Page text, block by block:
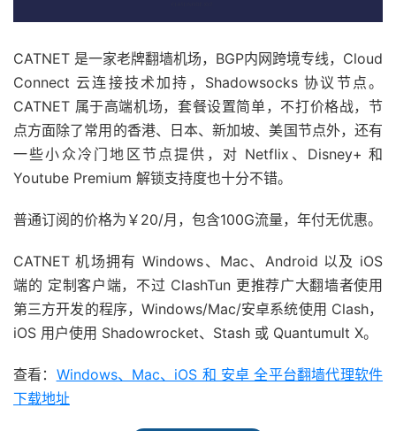
CATNET 是一家老牌翻墙机场，BGP内网跨境专线，Cloud
Connect 云连接技术加持，Shadowsocks 协议节点。
CATNET 属于高端机场，套餐设置简单，不打价格战，节
点方面除了常用的香港、日本、新加坡、美国节点外，还有
一些小众冷门地区节点提供，对 Netflix、Disney+ 和
Youtube Premium 解锁支持度也十分不错。
普通订阅的价格为￥20/月，包含100G流量，年付无优惠。
CATNET 机场拥有 Windows、Mac、Android 以及 iOS
端的 定制客户端，不过 ClashTun 更推荐广大翻墙者使用
第三方开发的程序，Windows/Mac/安卓系统使用 Clash，
iOS 用户使用 Shadowrocket、Stash 或 Quantumult X。
查看： Windows、Mac、iOS 和 安卓 全平台翻墙代理软件
下载地址